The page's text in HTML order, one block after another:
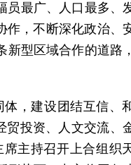
员最广、人口最多、
，不断深化政治、
新型区域合作的道路
，建设团结互信、
投资、人文交流、
主持召开上合组织